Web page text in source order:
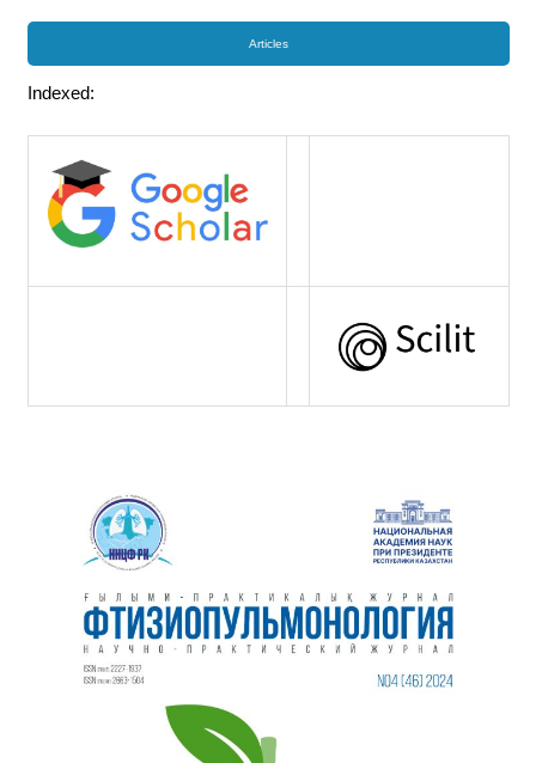
Articles
Indexed: